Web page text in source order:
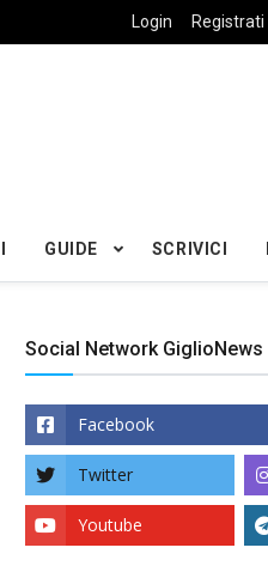
Login Registrati
GUIDE SCRIVICI
Social Network GiglioNews
Facebook
Twitter
Youtube